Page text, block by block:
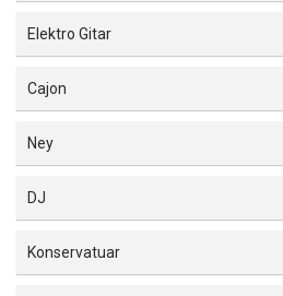
Elektro Gitar
Cajon
Ney
DJ
Konservatuar